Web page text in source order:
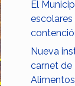
El
Nueva
carnet de
Alimentos